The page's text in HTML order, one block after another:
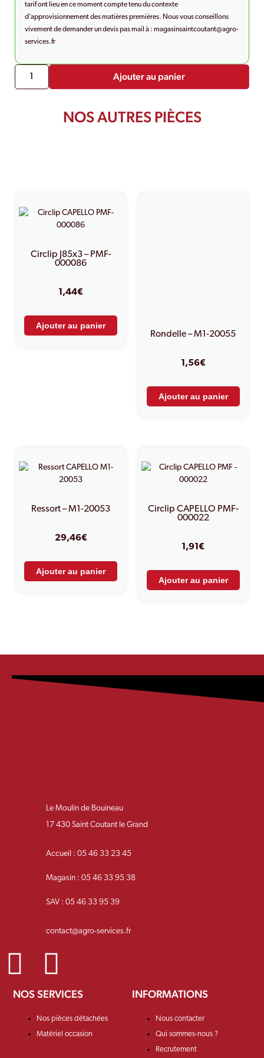
tarif ont lieu en ce moment compte tenu du contexte
d’approvisionnement des matières premières. Nous vous conseillons
vivement de demander un devis pas mail à : magasinsaintcoutant@agro-
services.fr
Ajouter au panier
NOS AUTRES PIÈCES
Circlip J85x3 – PMF-
000086
1,44€
Ajouter au panier
Rondelle – M1-20055
1,56€
Ajouter au panier
Ressort – M1-20053
29,46€
Ajouter au panier
Circlip CAPELLO PMF-
000022
1,91€
Ajouter au panier
Le Moulin de Bouineau
17 430 Saint Coutant le Grand
Accueil : 05 46 33 23 45
Magasin : 05 46 33 95 38
SAV : 05 46 33 95 39
contact@agro-services.fr
NOS SERVICES
Nos pièces détachées
Matériel occasion
INFORMATIONS
Nous contacter
Qui sommes-nous ?
Recrutement